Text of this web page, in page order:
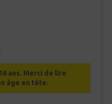
ans. Merci de lire
âge en tête.